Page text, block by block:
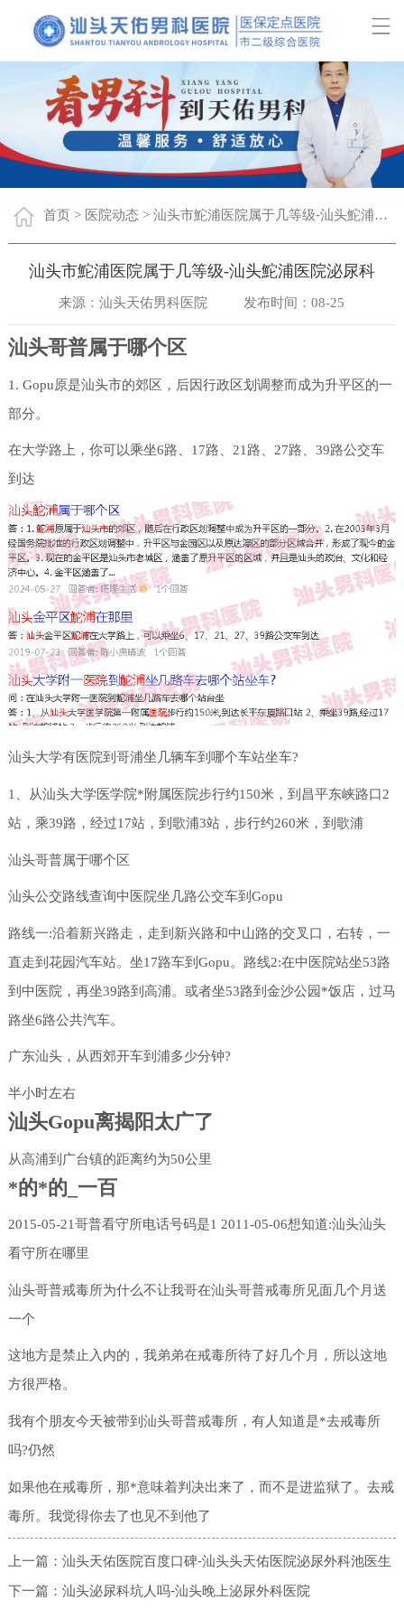
首页 > 医院动态 > 汕头市鮀浦医院属于几等级-汕头鮀浦医院泌尿科
汕头市鮀浦医院属于几等级-汕头鮀浦医院泌尿科
来源：汕头天佑男科医院 发布时间：08-25
汕头哥普属于哪个区
1. Gopu原是汕头市的郊区，后因行政区划调整而成为升平区的一
部分。
在大学路上，你可以乘坐6路、17路、21路、27路、39路公交车
到达
汕头大学有医院到哥浦坐几辆车到哪个车站坐车?
1、从汕头大学医学院*附属医院步行约150米，到昌平东峡路口2
站，乘39路，经过17站，到歌浦3站，步行约260米，到歌浦
汕头哥普属于哪个区
汕头公交路线查询中医院坐几路公交车到Gopu
路线一:沿着新兴路走，走到新兴路和中山路的交叉口，右转，一
直走到花园汽车站。坐17路车到Gopu。路线2:在中医院站坐53路
到中医院，再坐39路到高浦。或者坐53路到金沙公园*饭店，过马
路坐6路公共汽车。
广东汕头，从西郊开车到浦多少分钟?
半小时左右
汕头Gopu离揭阳太广了
从高浦到广台镇的距离约为50公里
*的*的_一百
2015-05-21哥普看守所电话号码是1 2011-05-06想知道:汕头汕头
看守所在哪里
汕头哥普戒毒所为什么不让我哥在汕头哥普戒毒所见面几个月送
一个
这地方是禁止入内的，我弟弟在戒毒所待了好几个月，所以这地
方很严格。
我有个朋友今天被带到汕头哥普戒毒所，有人知道是*去戒毒所
吗?仍然
如果他在戒毒所，那*意味着判决出来了，而不是进监狱了。去戒
毒所。我觉得你去了也见不到他了
上一篇： 汕头天佑医院百度口碑-汕头头天佑医院泌尿外科池医生
下一篇： 汕头泌尿科坑人吗-汕头晚上泌尿外科医院